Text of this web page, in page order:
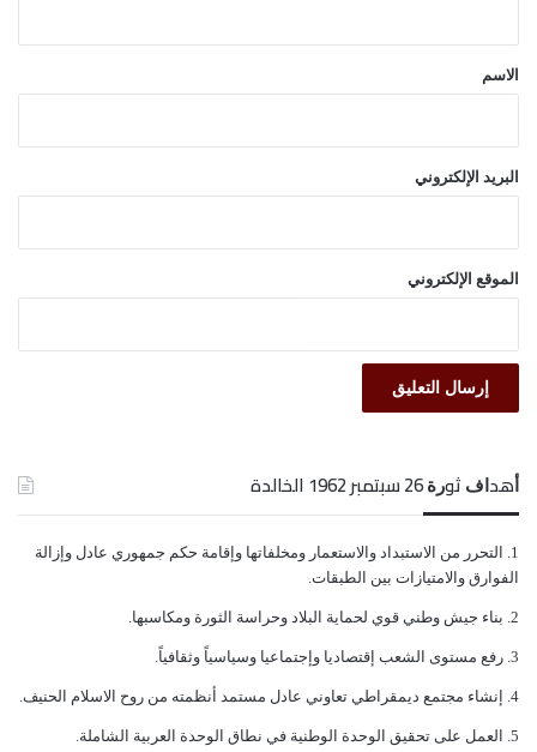
*الاسم
البريد الإلكتروني
الموقع الإلكتروني
ﺃﻫﺪﺍﻑ ﺛﻮﺭﺓ 26 ﺳﺒﺘﻤﺒﺮ 1962 الخالدة
ﺍﻟﺘﺤﺮﺭ ﻣﻦ ﺍﻻﺳﺘﺒﺪﺍﺩ ﻭﺍﻻﺳﺘﻌﻤﺎﺭ ﻭﻣﺨﻠﻔﺎﺗﻬﺎ ﻭﺇﻗﺎﻣﺔ ﺣﻜﻢ ﺟﻤﻬﻮﺭﻱ ﻋﺎﺩﻝ ﻭﺇﺯﺍﻟﺔ
ﺍﻟﻔﻮﺍﺭﻕ ﻭﺍﻻﻣﺘﻴﺎﺯﺍﺕ ﺑﻴﻦ ﺍﻟﻄﺒﻘﺎﺕ.
ﺑﻨﺎﺀ ﺟﻴﺶ ﻭﻃﻨﻲ ﻗﻮﻱ ﻟﺤﻤﺎﻳﺔ ﺍﻟﺒﻼﺩ ﻭﺣﺮﺍﺳﺔ ﺍﻟﺜﻮﺭﺓ ﻭﻣﻜﺎﺳﺒﻬﺎ.
ﺭﻓﻊ ﻣﺴﺘﻮﻯ ﺍﻟﺸﻌﺐ ﺇﻗﺘﺼﺎﺩﻳﺎ ﻭﺇﺟﺘﻤﺎﻋﻴﺎ ﻭﺳﻴﺎﺳﻴﺎً ﻭﺛﻘﺎﻓﻴﺎً.
ﺇﻧﺸﺎﺀ ﻣﺠﺘﻤﻊ ﺩﻳﻤﻘﺮﺍﻃﻲ ﺗﻌﺎﻭﻧﻲ ﻋﺎﺩﻝ ﻣﺴﺘﻤﺪ ﺃﻧﻈﻤﺘﻪ ﻣﻦ ﺭﻭﺡ ﺍﻻﺳﻼﻡ ﺍﻟﺤﻨﻴﻒ.
ﺍﻟﻌﻤﻞ ﻋﻠﻰ ﺗﺤﻘﻴﻖ ﺍﻟﻮﺣﺪﺓ ﺍﻟﻮﻃﻨﻴﺔ ﻓﻲ ﻧﻄﺎﻕ ﺍﻟﻮﺣﺪﺓ ﺍﻟﻌﺮﺑﻴﺔ ﺍﻟﺸﺎﻣﻠﺔ.